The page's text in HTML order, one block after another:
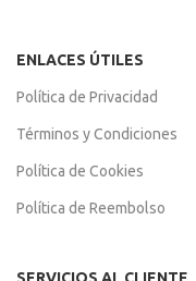
ENLACES ÚTILES
Política de Privacidad
Términos y Condiciones
Política de Cookies
Política de Reembolso